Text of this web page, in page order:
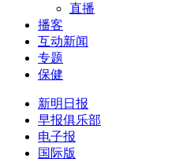
直播
播客
互动新闻
专题
保健
新明日报
早报俱乐部
电子报
国际版